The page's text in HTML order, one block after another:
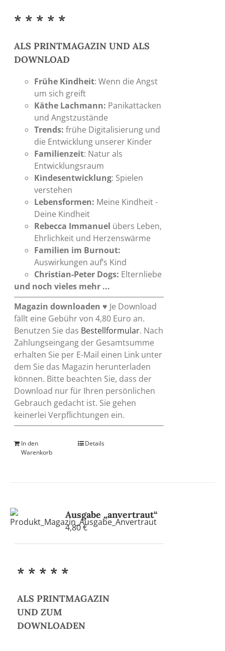
werden
* * * * *
ALS PRINTMAGAZIN UND ALS
DOWNLOAD
Frühe Kindheit: Wenn die Angst
um sich greift
Käthe Lachmann: Panikattacken
und Angstzustände
Trends:frühe Digitalisierung und
die Entwicklung unserer Kinder
Familienzeit: Natur als
Entwicklungsraum
Kindesentwicklung: Spielen
verstehen
Lebensformen: Meine Kindheit -
Deine Kindheit
Rebecca Immanuel übers Leben,
Ehrlichkeit und Herzenswärme
Familien im Burnout:
Auswirkungen auf’s Kind
Christian-Peter Dogs: Elternliebe
und noch vieles mehr ...
Magazin downloaden ♥ Je Download
fällt eine Gebühr von 4,80 Euro an.
Benutzen Sie das Bestellformular. Nach
Zahlungseingang der Gesamtsumme
erhalten Sie per E-Mail einen Link unter
dem Sie das Magazin herunterladen
können. Bitte beachten Sie, dass der
Download nur für Ihren persönlichen
Gebrauch gedacht ist. Sie gehen
keinerlei Verpflichtungen ein.
In den
Warenkorb
Details
Ausgabe „anvertraut“
4,80€
* * * * *
ALS PRINTMAGAZIN
UND ZUM
DOWNLOADEN